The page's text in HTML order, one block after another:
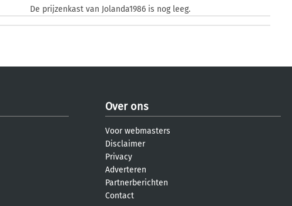
De prijzenkast van Jolanda1986 is nog leeg.
Over ons
Voor webmasters
Disclaimer
Privacy
Adverteren
Partnerberichten
Contact